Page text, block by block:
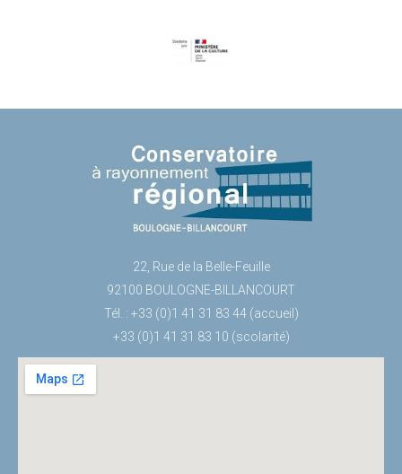
22, Rue de la Belle-Feuille
92100 BOULOGNE-BILLANCOURT
Tél. : +33 (0)1 41 31 83 44 (accueil)
+33 (0)1 41 31 83 10 (scolarité)